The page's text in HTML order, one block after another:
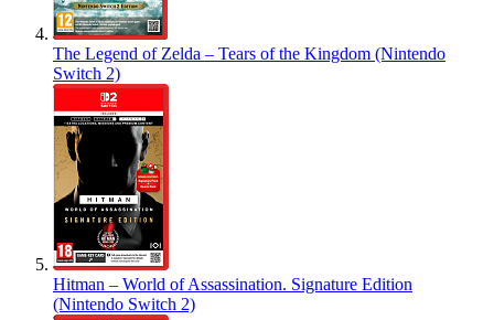
The Legend of Zelda – Tears of the Kingdom (Nintendo
Switch 2)
Hitman – World of Assassination. Signature Edition
(Nintendo Switch 2)